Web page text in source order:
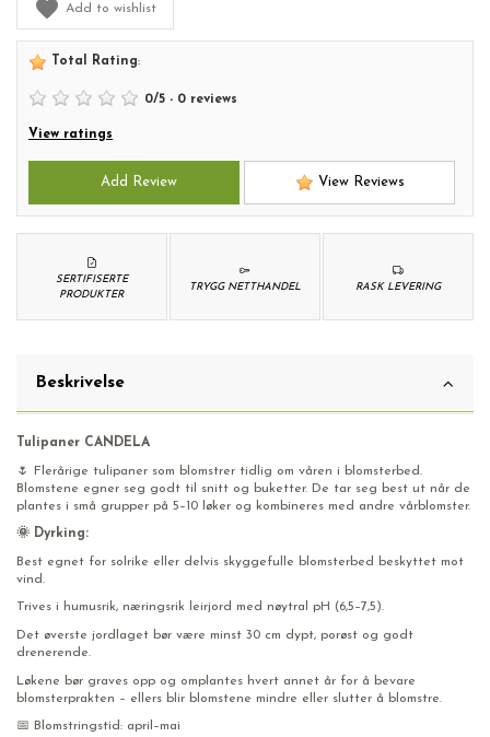
Add to wishlist
Total Rating:
0/5 - 0 reviews
View ratings
Add Review View Reviews
RASK LEVERING
TRYGG NETTHANDEL
SERTIFISERTE
PRODUKTER
Beskrivelse
Tulipaner CANDELA
🌷 Flerårige tulipaner som blomstrer tidlig om våren i blomsterbed.
Blomstene egner seg godt til snitt og buketter. De tar seg best ut når de
plantes i små grupper på 5–10 løker og kombineres med andre vårblomster.
🌞 Dyrking:
Best egnet for solrike eller delvis skyggefulle blomsterbed beskyttet mot
vind.
Trives i humusrik, næringsrik leirjord med nøytral pH (6,5–7,5).
Det øverste jordlaget bør være minst 30 cm dypt, porøst og godt
drenerende.
Løkene bør graves opp og omplantes hvert annet år for å bevare
blomsterprakten – ellers blir blomstene mindre eller slutter å blomstre.
📅 Blomstringstid: april–mai